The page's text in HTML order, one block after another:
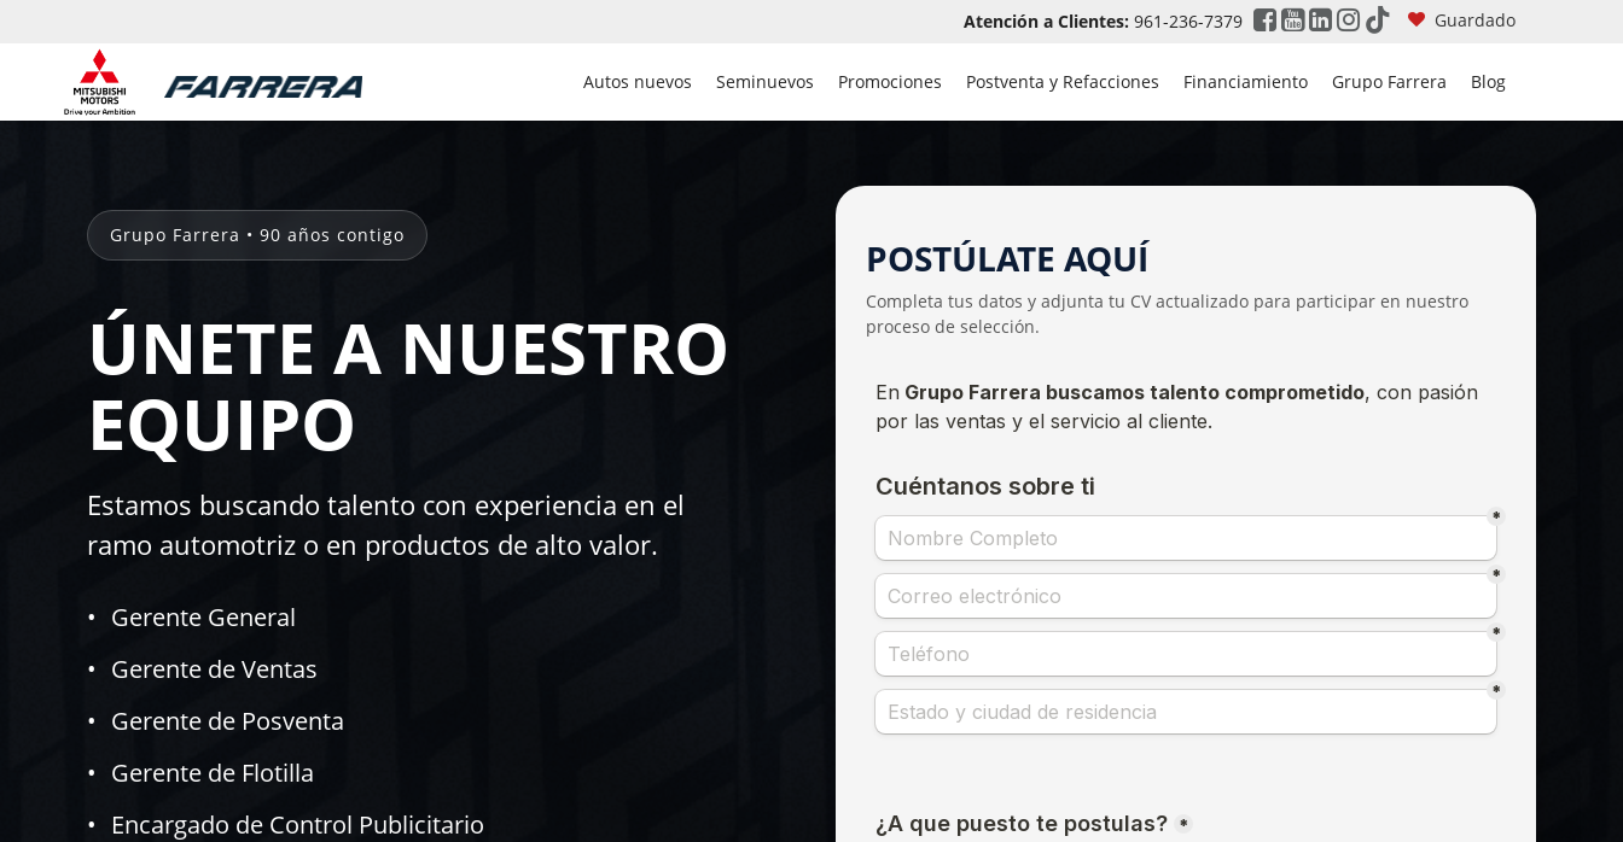
Atención a Clientes: 961-236-7379 Guardado
Autos nuevos Seminuevos Promociones Postventa y Refacciones Financiamiento Grupo Farrera Blog
Grupo Farrera • 90 años contigo
ÚNETE A NUESTRO
EQUIPO
Estamos buscando talento con experiencia en el
ramo automotriz o en productos de alto valor.
Gerente General
Gerente de Ventas
Gerente de Posventa
Gerente de Flotilla
Encargado de Control Publicitario
POSTÚLATE AQUÍ
Completa tus datos y adjunta tu CV actualizado para participar en nuestro
proceso de selección.